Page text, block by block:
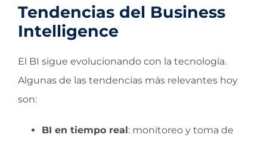
Tendencias del Business
Intelligence
El BI sigue evolucionando con la tecnología.
Algunas de las tendencias más relevantes hoy
son:
BI en tiempo real: monitoreo y toma de